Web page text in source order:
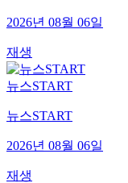
2026년 08월 06일
재생
뉴스START
뉴스START
2026년 08월 06일
재생